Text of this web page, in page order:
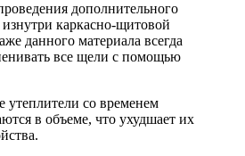
дополнительного
каркасно-щитовой
данного материала всегда
все щели с помощью
со временем
в объеме, что ухудшает их